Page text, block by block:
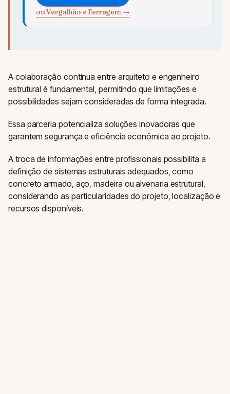
ou Vergalhão e Ferragem →
A colaboração contínua entre arquiteto e engenheiro
estrutural é fundamental, permitindo que limitações e
possibilidades sejam consideradas de forma integrada.
Essa parceria potencializa soluções inovadoras que
garantem segurança e eficiência econômica ao projeto.
A troca de informações entre profissionais possibilita a
definição de sistemas estruturais adequados, como
concreto armado, aço, madeira ou alvenaria estrutural,
considerando as particularidades do projeto, localização e
recursos disponíveis.